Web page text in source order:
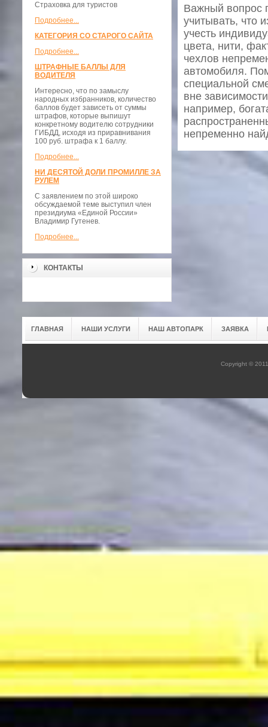
Страховка для туристов
Подробнее...
КАТЕГОРИЯ СО СТАРОГО САЙТА
Подробнее...
ШТРАФНЫЕ БАЛЛЫ ДЛЯ
ВОДИТЕЛЯ
Интересно, что по замыслу
народных избранников, количество
баллов будет зависеть от суммы
штрафов, которые выпишут
конкретному водителю сотрудники
ГИБДД, исходя из приравнивания
100 руб. штрафа к 1 баллу.
Подробнее...
НИ ДЕСЯТОЙ ДОЛИ ПРОМИЛЛЕ ЗА
РУЛЕМ
С заявлением по этой широко
обсуждаемой теме выступил член
президиума «Единой России»
Владимир Гутенев.
Подробнее...
КОНТАКТЫ
Важный вопрос
учитывать, что
учесть
цвета, нити,
чехлов
автомобиля.
специальной
вне
например,
непременно
ГЛАВНАЯ НАШИ УСЛУГИ НАШ АВТОПАРК ЗАЯВКА
Copyright ©